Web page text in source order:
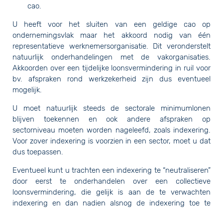
cao.
U heeft voor het sluiten van een geldige cao op
ondernemingsvlak maar het akkoord nodig van één
representatieve werknemersorganisatie. Dit veronderstelt
natuurlijk onderhandelingen met de vakorganisaties.
Akkoorden over een tijdelijke loonsvermindering in ruil voor
bv. afspraken rond werkzekerheid zijn dus eventueel
mogelijk.
U moet natuurlijk steeds de sectorale minimumlonen
blijven toekennen en ook andere afspraken op
sectorniveau moeten worden nageleefd, zoals indexering.
Voor zover indexering is voorzien in een sector, moet u dat
dus toepassen.
Eventueel kunt u trachten een indexering te “neutraliseren”
door eerst te onderhandelen over een collectieve
loonsvermindering, die gelijk is aan de te verwachten
indexering en dan nadien alsnog de indexering toe te